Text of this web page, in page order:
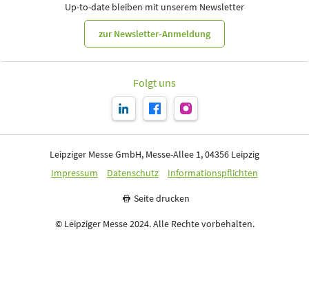
Up-to-date bleiben mit unserem Newsletter
zur Newsletter-Anmeldung
Folgt uns
Leipziger Messe GmbH, Messe-Allee 1, 04356 Leipzig
Impressum
Datenschutz Informationspflichten
Seite drucken
© Leipziger Messe 2024. Alle Rechte vorbehalten.